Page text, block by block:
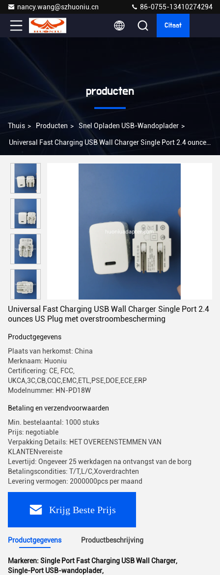
nancy.wang@szhuoniu.cn 86-0755-13410274294
Citaat
producten
Thuis > Producten > Snel Opladen USB-Wandoplader >
Universal Fast Charging USB Wall Charger Single Port 2.4 ounces
Universal Fast Charging USB Wall Charger Single Port 2.4
ounces US Plug met overstroombescherming
Productgegevens
Plaats van herkomst: China
Merknaam: Huoniu
Certificering: CE, FCC,
UKCA,3C,CB,CQC,EMC,ETL,PSE,DOE,ECE,ERP
Modelnummer: HN-PD18W
Betaling en verzendvoorwaarden
Min. bestelaantal: 1000 stuks
Prijs: negotiable
Verpakking Details: HET OVEREENSTEMMEN VAN
KLANTENvereiste
Levertijd: Ongeveer 25 werkdagen na ontvangst van de borg
Betalingscondities: T/T,L/C,Xoverdrachten
Levering vermogen: 2000000pcs per maand
Krijg Beste Prijs
Productgegevens Productbeschrijving
Markeren: Single Port Fast Charging USB Wall Charger,
Single-Port USB-wandoplader,